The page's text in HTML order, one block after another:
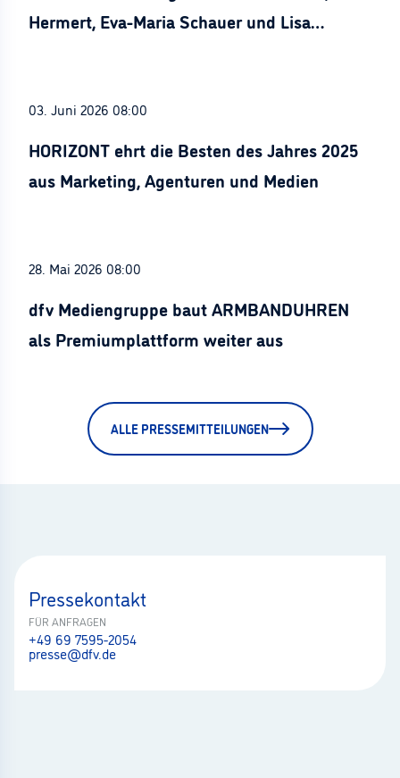
Hermert, Eva-Maria Schauer und Lisa
03. Juni 2026 08:00
HORIZONT ehrt die Besten des Jahres 2025
aus Marketing, Agenturen und Medien
28. Mai 2026 08:00
dfv Mediengruppe baut ARMBANDUHREN
als Premiumplattform weiter aus
ALLE PRESSEMITTEILUNGEN
Pressekontakt
FÜR ANFRAGEN
+49 69 7595-2054
presse@dfv.de